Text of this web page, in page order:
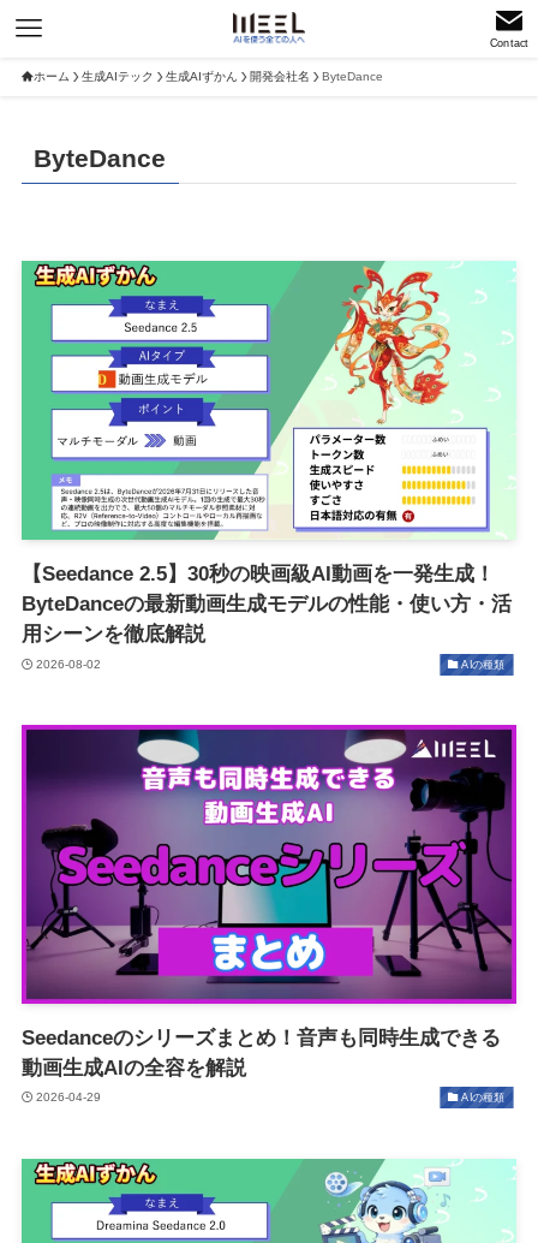
Contact
ホーム 生成AIテック 生成AIずかん 開発会社名 ByteDance
ByteDance
【Seedance 2.5】30秒の映画級AI動画を一発生成！
ByteDanceの最新動画生成モデルの性能・使い方・活
用シーンを徹底解説
2026-08-02 AIの種類
Seedanceのシリーズまとめ！音声も同時生成できる
動画生成AIの全容を解説
2026-04-29 AIの種類